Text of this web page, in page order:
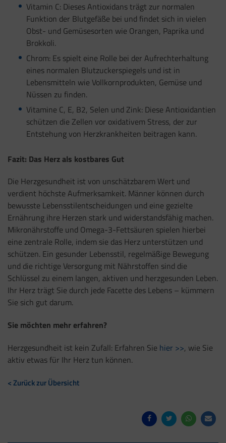
Vitamin C: Dieses Antioxidans trägt zur normalen
Funktion der Blutgefäße bei und findet sich in vielen
Obst- und Gemüsesorten wie Orangen, Paprika und
Brokkoli.
Chrom: Es spielt eine Rolle bei der Aufrechterhaltung
eines normalen Blutzuckerspiegels und ist in
Lebensmitteln wie Vollkornprodukten, Gemüse und
Nüssen zu finden.
Vitamine C, E, B2, Selen und Zink: Diese Antioxidantien
schützen die Zellen vor oxidativem Stress, der zur
Entstehung von Herzkrankheiten beitragen kann.
Fazit: Das Herz als kostbares Gut
Die Herzgesundheit ist von unschätzbarem Wert und
verdient höchste Aufmerksamkeit. Männer können durch
bewusste Lebensstilentscheidungen und eine gezielte
Ernährung ihre Herzen stark und widerstandsfähig machen.
Mikronährstoffe und Omega-3-Fettsäuren spielen hierbei
eine zentrale Rolle, indem sie das Herz unterstützen und
schützen. Ein gesunder Lebensstil, regelmäßige Bewegung
und die richtige Versorgung mit Nährstoffen sind die
Schlüssel zu einem langen, aktiven und herzgesunden Leben.
Ihr Herz trägt Sie durch jede Facette des Lebens – kümmern
Sie sich gut darum.
Sie möchten mehr erfahren?
Herzgesundheit ist kein Zufall: Erfahren Sie hier >>, wie Sie
aktiv etwas für Ihr Herz tun können.
< Zurück zur Übersicht